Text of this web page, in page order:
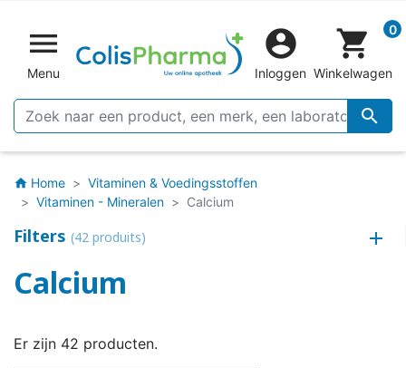

Menu


Inloggen
shopping_cart 0
Winkelwagen
home Home
Vitaminen & Voedingsstoffen
Vitaminen - Mineralen
Calcium
Filters (42 produits)
Calcium
Er zijn 42 producten.